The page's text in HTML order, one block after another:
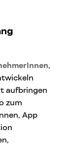
,
aufbringen
zum
App